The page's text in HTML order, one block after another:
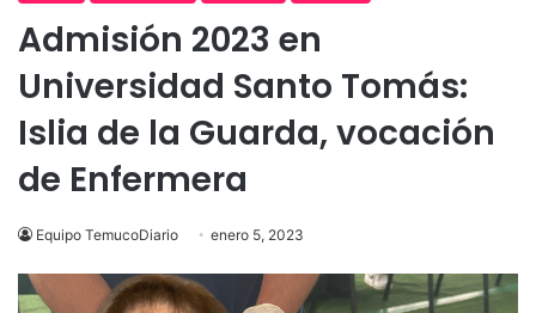
Admisión 2023 en
Universidad Santo Tomás:
Islia de la Guarda, vocación
de Enfermera
Equipo TemucoDiario enero 5, 2023